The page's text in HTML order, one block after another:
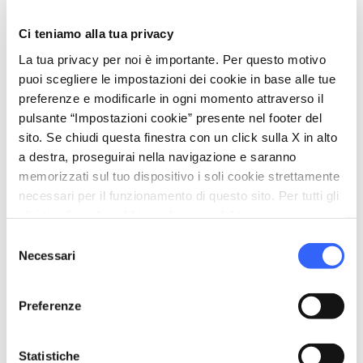
Ci teniamo alla tua privacy
La tua privacy per noi è importante. Per questo motivo
puoi scegliere le impostazioni dei cookie in base alle tue
preferenze e modificarle in ogni momento attraverso il
pulsante “Impostazioni cookie” presente nel footer del
sito. Se chiudi questa finestra con un click sulla X in alto
a destra, proseguirai nella navigazione e saranno
memorizzati sul tuo dispositivo i soli cookie strettamente
necessari per il funzionamento di questo sito. Per tutti gli
delNecessari
Preferenze
Statistiche
Dal 22 maggio 2026 al 24 maggio 2026
dalle18:00alle23:00
phone Telefono
+390559108212
Download